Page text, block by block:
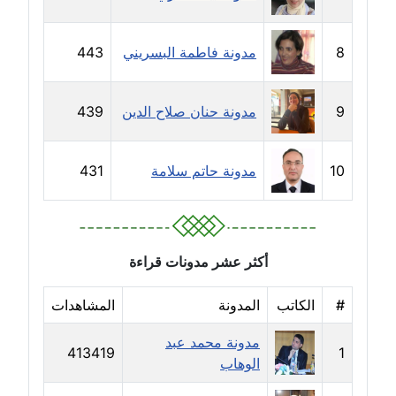
مدونة حاتم سلامة
عاملة
مدونة حجازي يونس
عاملة
مدونة حسن رجب
مدونة حسن غريب
مدونة حسن محي الدين
متوفي
مدونة حسين العلي
عاملة
8 مدونة فاطمة البسريني 443
9 مدونة حنان صلاح الدين 439
10 مدونة حاتم سلامة 431
أكثر عشر مدونات قراءة
# الكاتب المدونة المشاهدات
1
مدونة محمد عبد
الوهاب
413419